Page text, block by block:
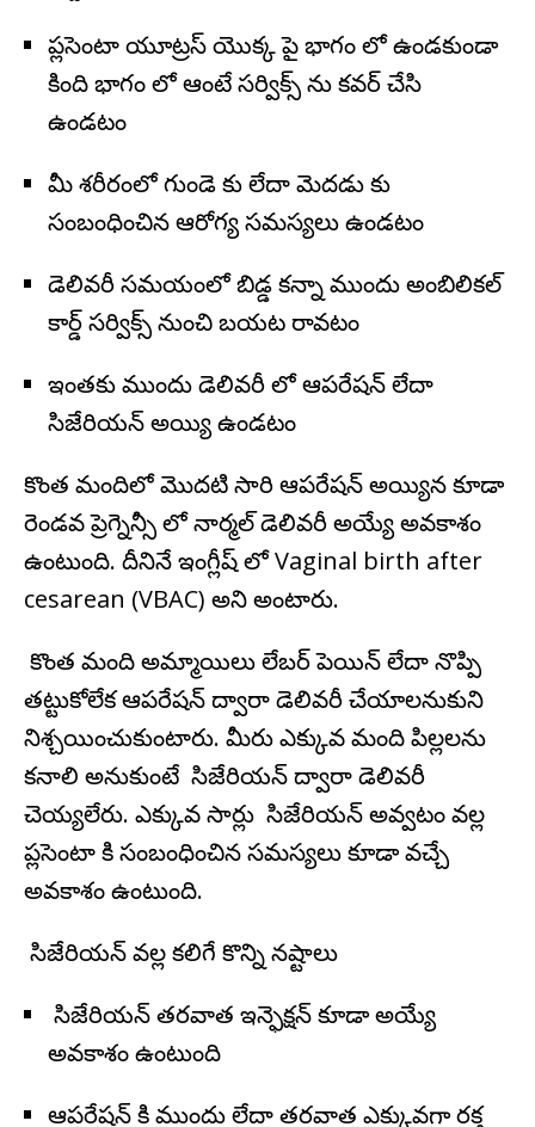
ప్లసెంటా యూట్రస్ యొక్క పై భాగం లో ఉండకుండా
కింది భాగం లో ఆంటే సర్విక్స్ ను కవర్ చేసి
ఉండటం
మీ శరీరంలో గుండె కు లేదా మెదడు కు
సంబంధించిన ఆరోగ్య సమస్యలు ఉండటం
డెలివరీ సమయంలో బిడ్డ కన్నా ముందు అంబిలికల్
కార్డ్ సర్విక్స్ నుంచి బయట రావటం
ఇంతకు ముందు డెలివరీ లో ఆపరేషన్ లేదా
సిజేరియన్ అయ్యి ఉండటం
కొంత మందిలో మొదటి సారి ఆపరేషన్ అయ్యిన కూడా
రెండవ ప్రెగ్నెన్సీ లో నార్మల్ డెలివరీ అయ్యే అవకాశం
ఉంటుంది. దీనినే ఇంగ్లీష్ లో Vaginal birth after
cesarean (VBAC) అని అంటారు.
కొంత మంది అమ్మాయిలు లేబర్ పెయిన్ లేదా నొప్పి
తట్టుకోలేక ఆపరేషన్ ద్వారా డెలివరీ చేయాలనుకుని
నిశ్చయించుకుంటారు. మీరు ఎక్కువ మంది పిల్లలను
కనాలి అనుకుంటే సిజేరియన్ ద్వారా డెలివరీ
చెయ్యలేరు. ఎక్కువ సార్లు సిజేరియన్ అవ్వటం వల్ల
ప్లసెంటా కి సంబంధించిన సమస్యలు కూడా వచ్చే
అవకాశం ఉంటుంది.
సిజేరియన్ వల్ల కలిగే కొన్ని నష్టాలు
సిజేరియన్ తరవాత ఇన్ఫెక్షన్ కూడా అయ్యే
అవకాశం ఉంటుంది
ఆపరేషన్ కి ముందు లేదా తరవాత ఎక్కువగా రక్త